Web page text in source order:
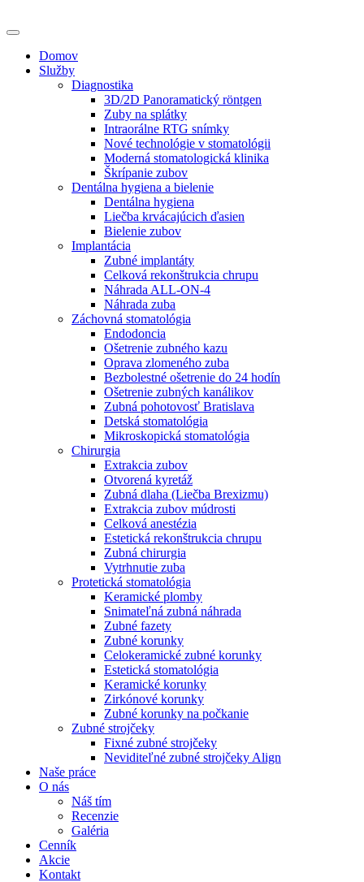
Domov
Služby
Diagnostika
3D/2D Panoramatický röntgen
Zuby na splátky
Intraorálne RTG snímky
Nové technológie v stomatológii
Moderná stomatologická klinika
Škrípanie zubov
Dentálna hygiena a bielenie
Dentálna hygiena
Liečba krvácajúcich ďasien
Bielenie zubov
Implantácia
Zubné implantáty
Celková rekonštrukcia chrupu
Náhrada ALL-ON-4
Náhrada zuba
Záchovná stomatológia
Endodoncia
Ošetrenie zubného kazu
Oprava zlomeného zuba
Bezbolestné ošetrenie do 24 hodín
Ošetrenie zubných kanálikov
Zubná pohotovosť Bratislava
Detská stomatológia
Mikroskopická stomatológia
Chirurgia
Extrakcia zubov
Otvorená kyretáž
Zubná dlaha (Liečba Brexizmu)
Extrakcia zubov múdrosti
Celková anestézia
Estetická rekonštrukcia chrupu
Zubná chirurgia
Vytrhnutie zuba
Protetická stomatológia
Keramické plomby
Snimateľná zubná náhrada
Zubné fazety
Zubné korunky
Celokeramické zubné korunky
Estetická stomatológia
Keramické korunky
Zirkónové korunky
Zubné korunky na počkanie
Zubné strojčeky
Fixné zubné strojčeky
Neviditeľné zubné strojčeky Align
Naše práce
O nás
Náš tím
Recenzie
Galéria
Cenník
Akcie
Kontakt